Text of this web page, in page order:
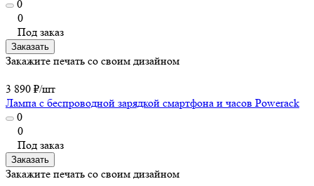
0
0
Под заказ
Заказать
Закажите печать со своим дизайном
3 890 ₽/шт
Лампа с беспроводной зарядкой смартфона и часов Powerack
0
0
Под заказ
Заказать
Закажите печать со своим дизайном